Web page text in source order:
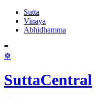
Sutta
Vinaya
Abhidhamma
≡
☸
SuttaCentral